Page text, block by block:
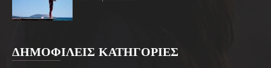
ΔΗΜΟΦΙΛΕΙΣ ΚΑΤΗΓΟΡΙΕΣ